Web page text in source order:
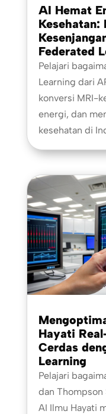
AI Hemat
Kesehatan:
Federated
Pelajari
Learning dari
konversi MRI-
energi, dan
kesehatan di
Hayati
Cerdas
Learning
Pelajari
dan
AI Ilmu Hayati